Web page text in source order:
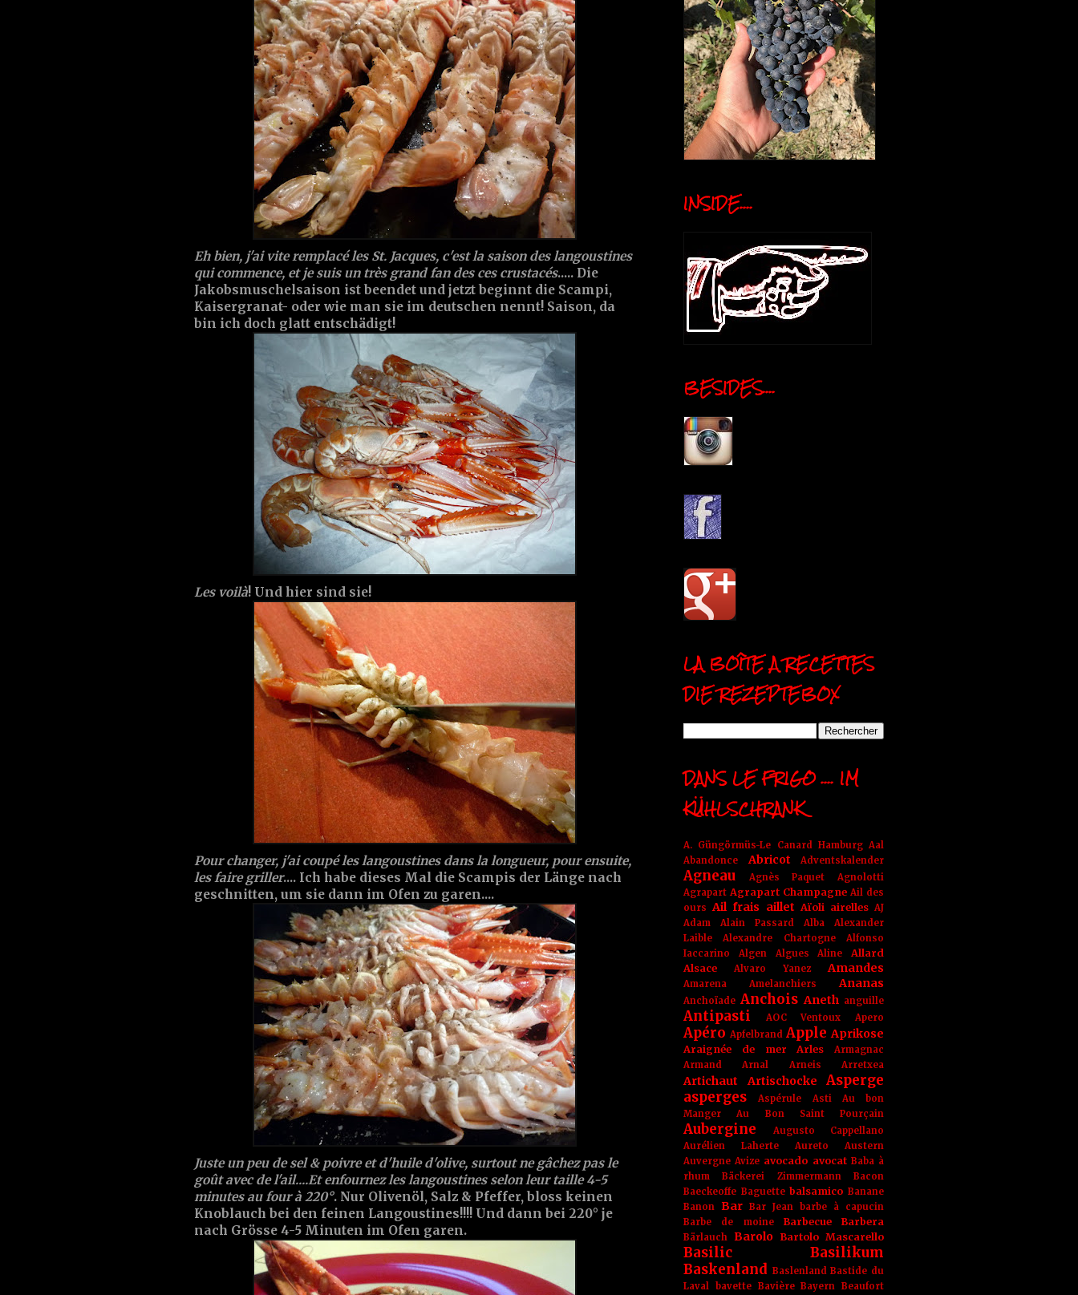
Eh bien, j'ai vite remplacé les St. Jacques, c'est la saison des langoustines
qui commence, et je suis un très grand fan des ces crustacés..... Die
Jakobsmuschelsaison ist beendet und jetzt beginnt die Scampi,
Kaisergranat- oder wie man sie im deutschen nennt! Saison, da
bin ich doch glatt entschädigt!
Les voilà! Und hier sind sie!
Pour changer, j'ai coupé les langoustines dans la longueur, pour ensuite,
les faire griller.... Ich habe dieses Mal die Scampis der Länge nach
geschnitten, um sie dann im Ofen zu garen....
Juste un peu de sel & poivre et d'huile d'olive, surtout ne gâchez pas le
goût avec de l'ail....Et enfournez les langoustines selon leur taille 4-5
minutes au four à 220°. Nur Olivenöl, Salz & Pfeffer, bloss keinen
Knoblauch bei den feinen Langoustines!!!! Und dann bei 220° je
nach Grösse 4-5 Minuten im Ofen garen.
INSIDE....
BESIDES....
LA BOÎTE A RECETTES
DIE REZEPTEBOX
DANS LE FRIGO .... IM
KÜHLSCHRANK
A. Güngörmüs-Le Canard Hamburg Aal
Abandonce
Abricot Adventskalender
Agneau Agnès Paquet
Agnolotti
Agrapart Agrapart Champagne Ail des
ours Ail frais aillet Aïoli airelles AJ
Adam
Alain Passard Alba
Alexander
Laible
Alexandre Chartogne
Alfonso
Iaccarino
Algen Algues Aline
Allard
Alsace
Alvaro Yanez Amandes
Amarena Amelanchiers Ananas
Anchoïade Anchois Aneth anguille
Antipasti AOC Ventoux Apero
Apéro Apfelbrand Apple Aprikose
Araignée de mer Arles
Armagnac
Armand Arnal
Arneis Arretxea
Artichaut Artischocke
Asperge
asperges
Aspérule Asti
Au bon
Manger
Au Bon Saint Pourçain
Aubergine
Augusto Cappellano
Aurélien Laherte
Aureto
Austern
Auvergne Avize avocado avocat Baba à
rhum
Bäckerei Zimmermann
Bacon
Baeckeoffe Baguette balsamico Banane
Banon Bar Bar Jean
barbe à capucin
Barbe de moine
Barbecue Barbera
Bärlauch Barolo Bartolo Mascarello
Basilic
Basilikum
Baskenland Baslenland Bastide du
Laval
bavette Bavière Bayern Beaufort